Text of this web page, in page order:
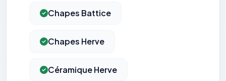
Chapes Battice
Chapes Herve
Céramique Herve